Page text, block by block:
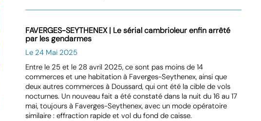
FAVERGES-SEYTHENEX | Le sérial cambrioleur enfin arrêté
par les gendarmes
Le 24 Mai 2025
Entre le 25 et le 28 avril 2025, ce sont pas moins de 14
commerces et une habitation à Faverges-Seythenex, ainsi que
deux autres commerces à Doussard, qui ont été la cible de vols
nocturnes. Un nouveau fait a été constaté dans la nuit du 16 au 17
mai, toujours à Faverges-Seythenex, avec un mode opératoire
similaire : effraction rapide et vol du fond de caisse.